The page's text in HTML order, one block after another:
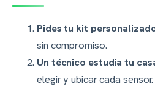
Pides tu kit
sin compromiso.
Un técnico estudia tu
elegir y ubicar cada sensor.